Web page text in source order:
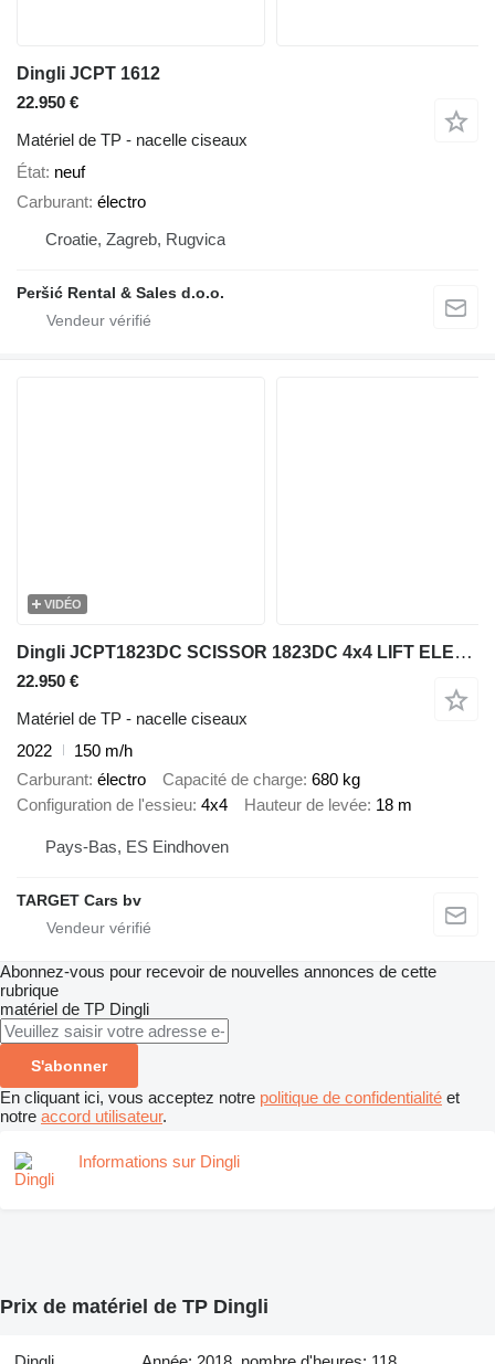
Dingli JCPT 1612
22.950 €
Matériel de TP - nacelle ciseaux
État neuf
Carburant électro
Croatie, Zagreb, Rugvica
Peršić Rental & Sales d.o.o.
VIDÉO
Dingli JCPT1823DC SCISSOR 1823DC 4x4 LIFT ELECTRIC WORK LIFT 1800CM 202
22.950 €
Matériel de TP - nacelle ciseaux
2022
150 m/h
Carburant électro Capacité de charge 680 kg
Configuration de l'essieu 4x4 Hauteur de levée 18 m
Pays-Bas, ES Eindhoven
TARGET Cars bv
Abonnez-vous pour recevoir de nouvelles annonces de cette
rubrique
matériel de TP Dingli
S'abonner
En cliquant ici, vous acceptez notre politique de confidentialité et
notre accord utilisateur.
Informations sur Dingli
Prix de matériel de TP Dingli